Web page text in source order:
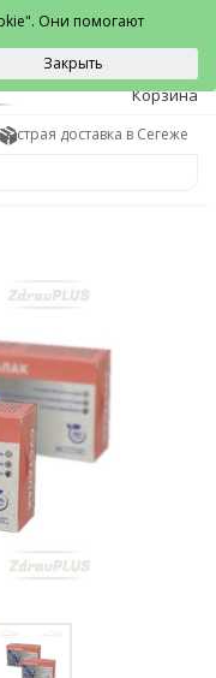
0
Корзина
доставка в Сегеже
Они помогают
Закрыть